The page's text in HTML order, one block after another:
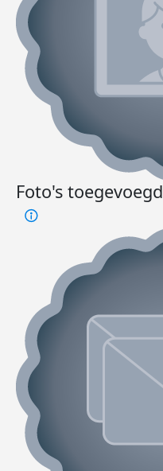
Foto's toegevoegd